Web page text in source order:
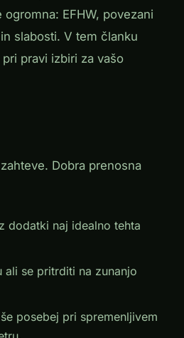
EFHW, povezani
slabosti. V tem članku
pravi izbiri za vašo
Dobra prenosna
dodatki naj idealno tehta
ali se pritrditi na zunanjo
posebej pri spremenljivem